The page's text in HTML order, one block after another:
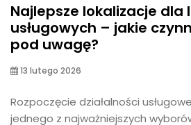
Najlepsze lokalizacje dla
usługowych – jakie
pod uwagę?
13 lutego 2026
Rozpoczęcie działalności
jednego z najważniejszych